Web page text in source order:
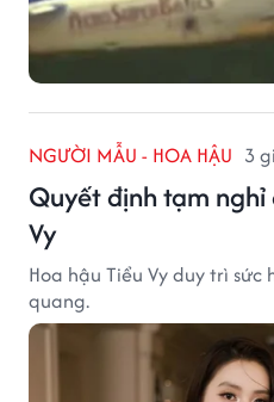
NGƯỜI MẪU - HOA HẬU 3
Quyết định tạm nghỉ
Vy
Hoa hậu Tiểu Vy duy trì sức
quang.